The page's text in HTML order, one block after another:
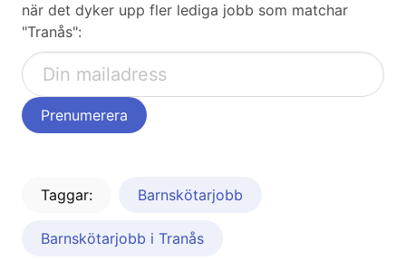
när det dyker upp fler lediga jobb som matchar
"Tranås":
Taggar: Barnskötarjobb
Barnskötarjobb i Tranås